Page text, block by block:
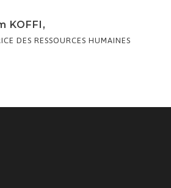
KOFFI,
DES RESSOURCES HUMAINES